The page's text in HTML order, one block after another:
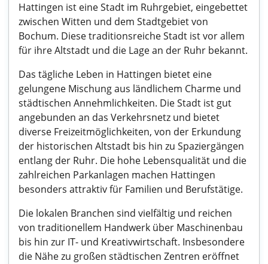
Hattingen ist eine Stadt im Ruhrgebiet, eingebettet
zwischen Witten und dem Stadtgebiet von
Bochum. Diese traditionsreiche Stadt ist vor allem
für ihre Altstadt und die Lage an der Ruhr bekannt.
Das tägliche Leben in Hattingen bietet eine
gelungene Mischung aus ländlichem Charme und
städtischen Annehmlichkeiten. Die Stadt ist gut
angebunden an das Verkehrsnetz und bietet
diverse Freizeitmöglichkeiten, von der Erkundung
der historischen Altstadt bis hin zu Spaziergängen
entlang der Ruhr. Die hohe Lebensqualität und die
zahlreichen Parkanlagen machen Hattingen
besonders attraktiv für Familien und Berufstätige.
Die lokalen Branchen sind vielfältig und reichen
von traditionellem Handwerk über Maschinenbau
bis hin zur IT- und Kreativwirtschaft. Insbesondere
die Nähe zu großen städtischen Zentren eröffnet